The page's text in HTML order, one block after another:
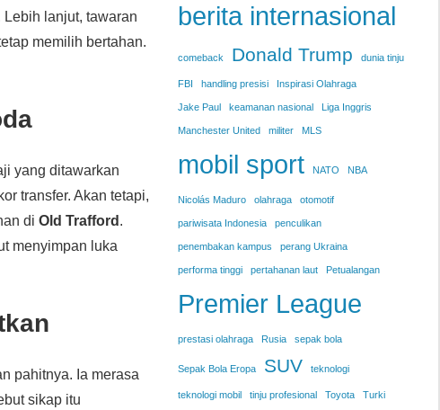
lanjut, tawaran
memilih bertahan.
yang ditawarkan
transfer. Akan tetapi,
diOld Trafford .
menyimpan luka
pahitnya. Ia merasa
sikap itu
berita internasional
comeback Donald Trump dunia tinju
FBI handling presisi Inspirasi Olahraga
Jake Paul keamanan nasional Liga Inggris
Manchester United militer MLS
mobil sport NATO NBA
Nicolás Maduro olahraga otomotif
pariwisata Indonesia penculikan
penembakan kampus perang Ukraina
performa tinggi pertahanan laut Petualangan
Premier League
prestasi olahraga Rusia sepak bola
Sepak Bola Eropa SUV teknologi
teknologi mobil tinju profesional Toyota Turki